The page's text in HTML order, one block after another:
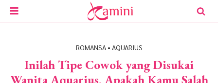
ROMANSA• AQUARIUS
Inilah Tipe Cowok yang Disukai
Wanita Aquarius, Apakah Kamu Salah